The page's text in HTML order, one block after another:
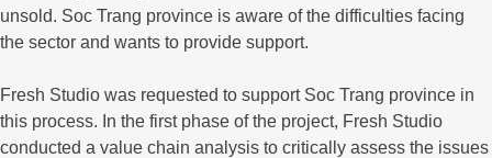
unsold. Soc Trang province is aware of the difficulties facing
the sector and wants to provide support.
Fresh Studio was requested to support Soc Trang province in
this process. In the first phase of the project, Fresh Studio
conducted a value chain analysis to critically assess the issues